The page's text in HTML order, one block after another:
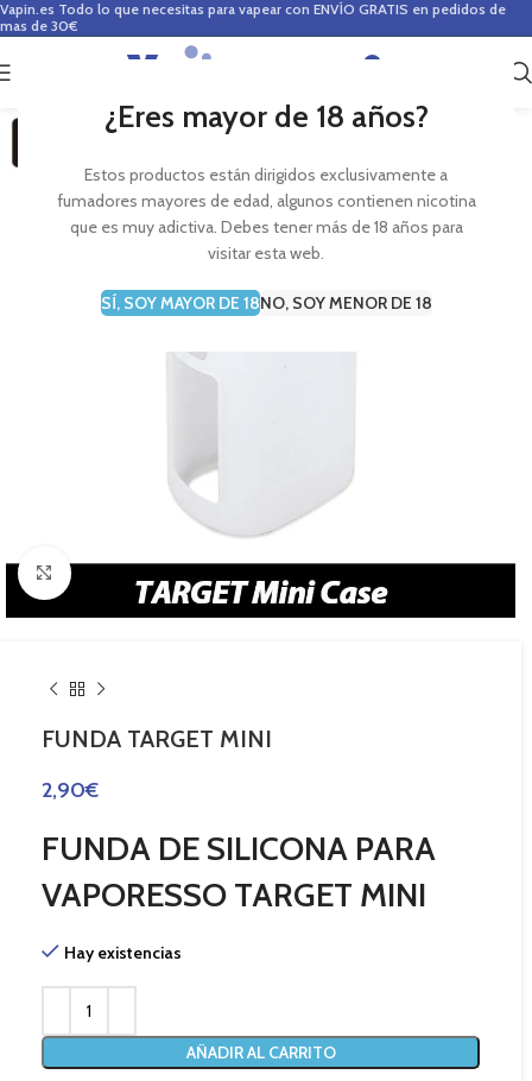
¿Eres mayor de 18 años?
Estos productos están dirigidos exclusivamente a
fumadores mayores de edad, algunos contienen nicotina
que es muy adictiva. Debes tener más de 18 años para
visitar esta web.
SÍ, SOY MAYOR DE 18NO, SOY MENOR DE 18
Vapin.es Todo lo que necesitas para vapear con ENVÍO GRATIS en pedidos de
mas de 30€
0
Haga Click para agrandar
FUNDA TARGET MINI
2,90€
FUNDA DE SILICONA PARA
VAPORESSO TARGET MINI
Hay existencias
AÑADIR AL CARRITO